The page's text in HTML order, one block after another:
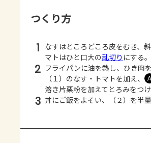
つくり方
1 なすはところどころ皮をむき、
マトはひと口大の乱切り にする。
2 フライパンに油を熱し、ひき肉
（１）のなす・トマトを加え、
Ａ
溶き片栗粉を加えてとろみをつけ
3 丼にご飯をよそい、（２）を半量